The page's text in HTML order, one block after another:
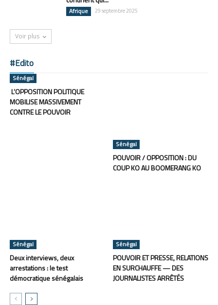
Afrique 29 septembre 2025
Voir plus
#Edito
Sénégal
L’OPPOSITION POLITIQUE
MOBILISE MASSIVEMENT
CONTRE LE POUVOIR
Sénégal
POUVOIR / OPPOSITION : DU
COUP KO AU BOOMERANG KO
Sénégal
Deux interviews, deux
arrestations : le test
démocratique sénégalais
Sénégal
POUVOIR ET PRESSE, RELATIONS
EN SURCHAUFFE — DES
JOURNALISTES ARRÊTÉS